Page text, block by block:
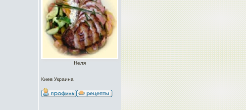
Неля
Киев Украина